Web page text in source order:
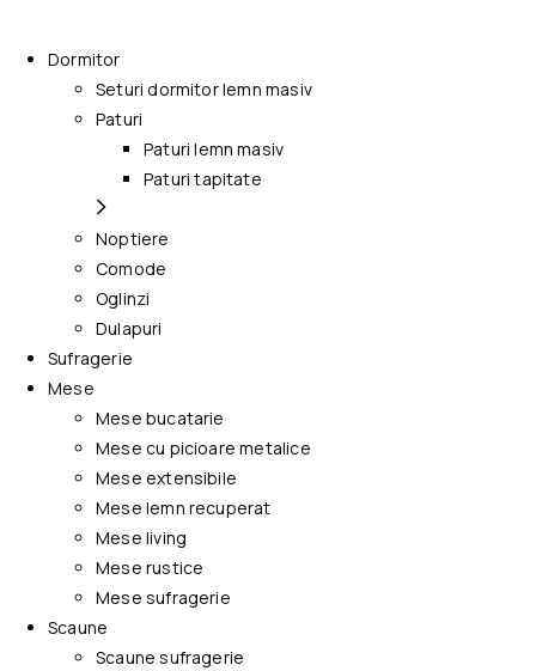
Dormitor
Seturi dormitor lemn masiv
Paturi
Paturi lemn masiv
Paturi tapitate
Noptiere
Comode
Oglinzi
Dulapuri
Sufragerie
Mese
Mese bucatarie
Mese cu picioare metalice
Mese extensibile
Mese lemn recuperat
Mese living
Mese rustice
Mese sufragerie
Scaune
Scaune sufragerie